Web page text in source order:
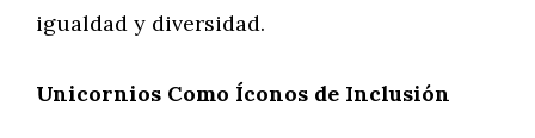
igualdad y diversidad.
Unicornios Como Íconos de Inclusión